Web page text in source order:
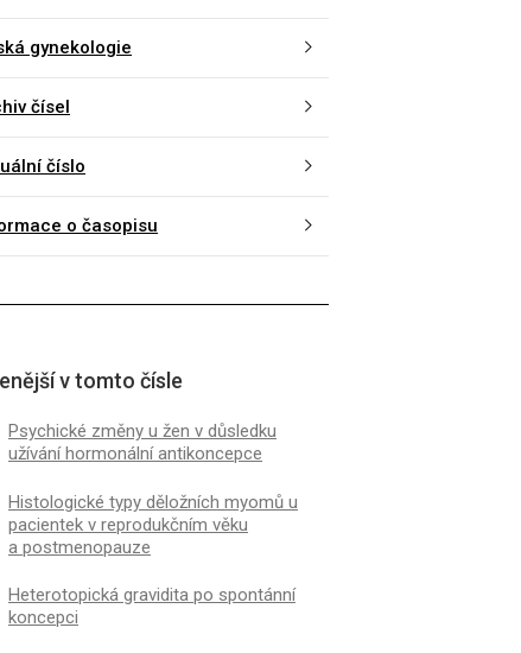
gynekologie
čísel
číslo
o časopisu
v tomto čísle
Psychické změny u žen v důsledku
užívání hormonální antikoncepce
Histologické typy děložních myomů u
pacientek v reprodukčním věku
a postmenopauze
Heterotopická gravidita po spontánní
koncepci